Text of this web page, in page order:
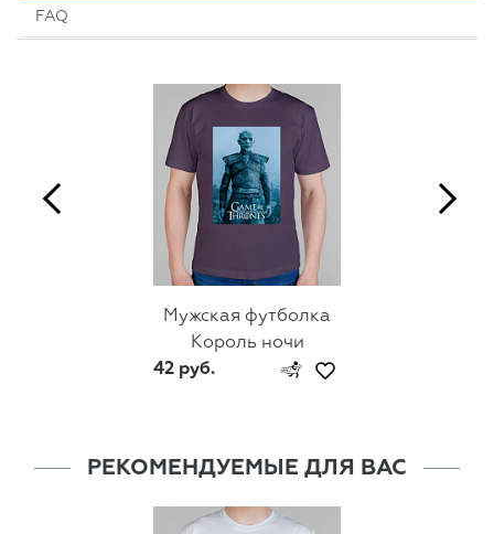
FAQ
Мужская футболка
Король ночи
42 руб.
РЕКОМЕНДУЕМЫЕ ДЛЯ ВАС